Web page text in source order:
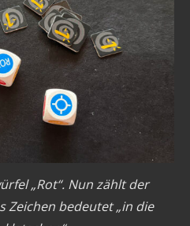
„Rot“. Nun zählt der
Zeichen bedeutet „in die